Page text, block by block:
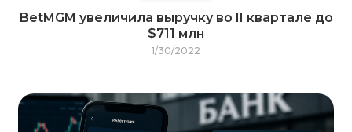
BetMGM увеличила выручку во II квартале до
$711 млн
1/30/2022